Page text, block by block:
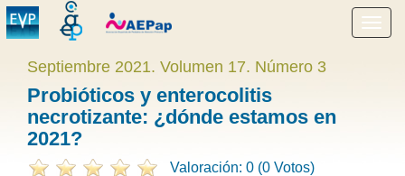
menú
Septiembre 2021. Volumen 17. Número 3
Probióticos y enterocolitis
necrotizante: ¿dónde estamos en
2021?
Valoración: 0 (0 Votos)